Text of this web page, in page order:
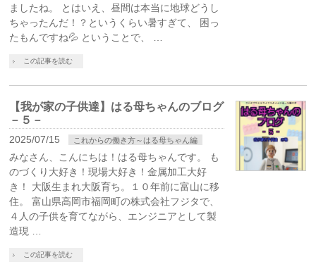
ましたね。 とはいえ、昼間は本当に地球どうし
ちゃったんだ！？というくらい暑すぎて、 困っ
たもんですね💦 ということで、 …
この記事を読む
【我が家の子供達】はる母ちゃんのブログ
－５－
2025/07/15 これからの働き方～はる母ちゃん編
みなさん、こんにちは！はる母ちゃんです。 も
のづくり大好き！現場大好き！金属加工大好
き！ 大阪生まれ大阪育ち。１０年前に富山に移
住。 富山県高岡市福岡町の株式会社フジタで、
４人の子供を育てながら、エンジニアとして製
造現 …
この記事を読む